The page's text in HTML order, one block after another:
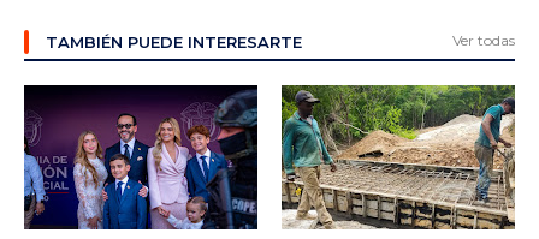
TAMBIÉN PUEDE INTERESARTE Ver todas